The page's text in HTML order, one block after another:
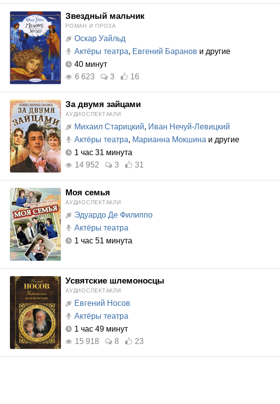
Звездный мальчик
РОМАН И ПРОЗА
Оскар Уайльд
Актёры театра, Евгений Баранов и другие
40 минут
6 623
3 16
За двумя зайцами
АУДИОСПЕКТАКЛИ
Михаил Старицкий, Иван Нечуй-Левицкий
Актёры театра, Марианна Мокшина и другие
1 час 31 минута
14 952
3 31
Моя семья
АУДИОСПЕКТАКЛИ
Эдуардо Де Филиппо
Актёры театра
1 час 51 минута
Усвятские шлемоносцы
АУДИОСПЕКТАКЛИ
Евгений Носов
Актёры театра
1 час 49 минут
15 918
8 23